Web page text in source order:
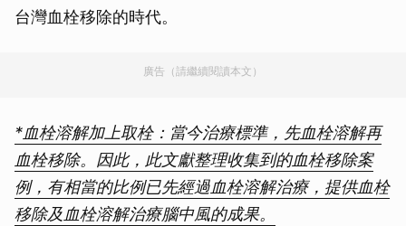
台灣血栓移除的時代。
廣告（請繼續閱讀本文）
*血栓溶解加上取栓：當今治療標準，先血栓溶解再
血栓移除。因此，此文獻整理收集到的血栓移除案
例，有相當的比例已先經過血栓溶解治療，提供血栓
移除及血栓溶解治療腦中風的成果。